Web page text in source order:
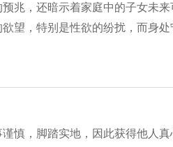
兆，还暗示着家庭中的子女未来
望，特别是性欲的纷扰，而身
慎，脚踏实地，因此获得他人真